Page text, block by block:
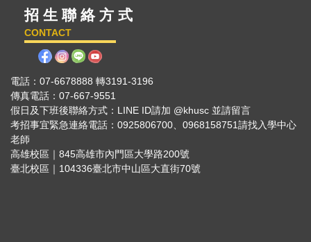
招 生 聯 絡 方 式
CONTACT
電話：07-6678888 轉3191-3196
傳真電話：07-667-9551
假日及下班後聯絡方式：LINE ID請加 @khusc 並請留言
考招事宜緊急連絡電話：0925806700、0968158751請找入學中心
老師
高雄校區｜845高雄市內門區大學路200號
臺北校區｜104336臺北市中山區大直街70號